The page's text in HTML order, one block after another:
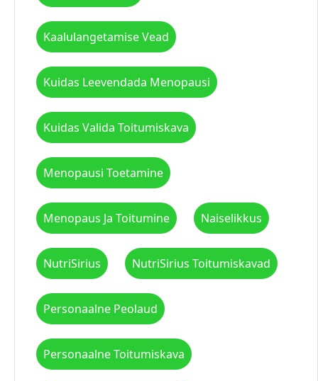
Kaalulangetamise Vead
Kuidas Leevendada Menopausi
Kuidas Valida Toitumiskava
Menopausi Toetamine
Menopaus Ja Toitumine Naiselikkus
NutriSirius NutriSirius Toitumiskavad
Personaalne Peolaud
Personaalne Toitumiskava